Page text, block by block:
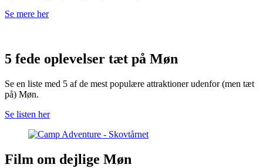
Se mere her
5 fede oplevelser tæt på Møn
Se en liste med 5 af de mest populære attraktioner udenfor (men tæt
på) Møn.
Se listen her
Film om dejlige Møn